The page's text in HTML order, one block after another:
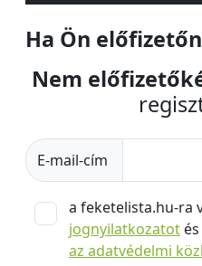
Ha Ön
Nem
E-mail-cím
a feketelista.hu-ra
jognyilatkozatot
az adatvédelmi